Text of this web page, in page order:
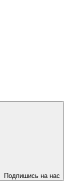
Подпишись на нас